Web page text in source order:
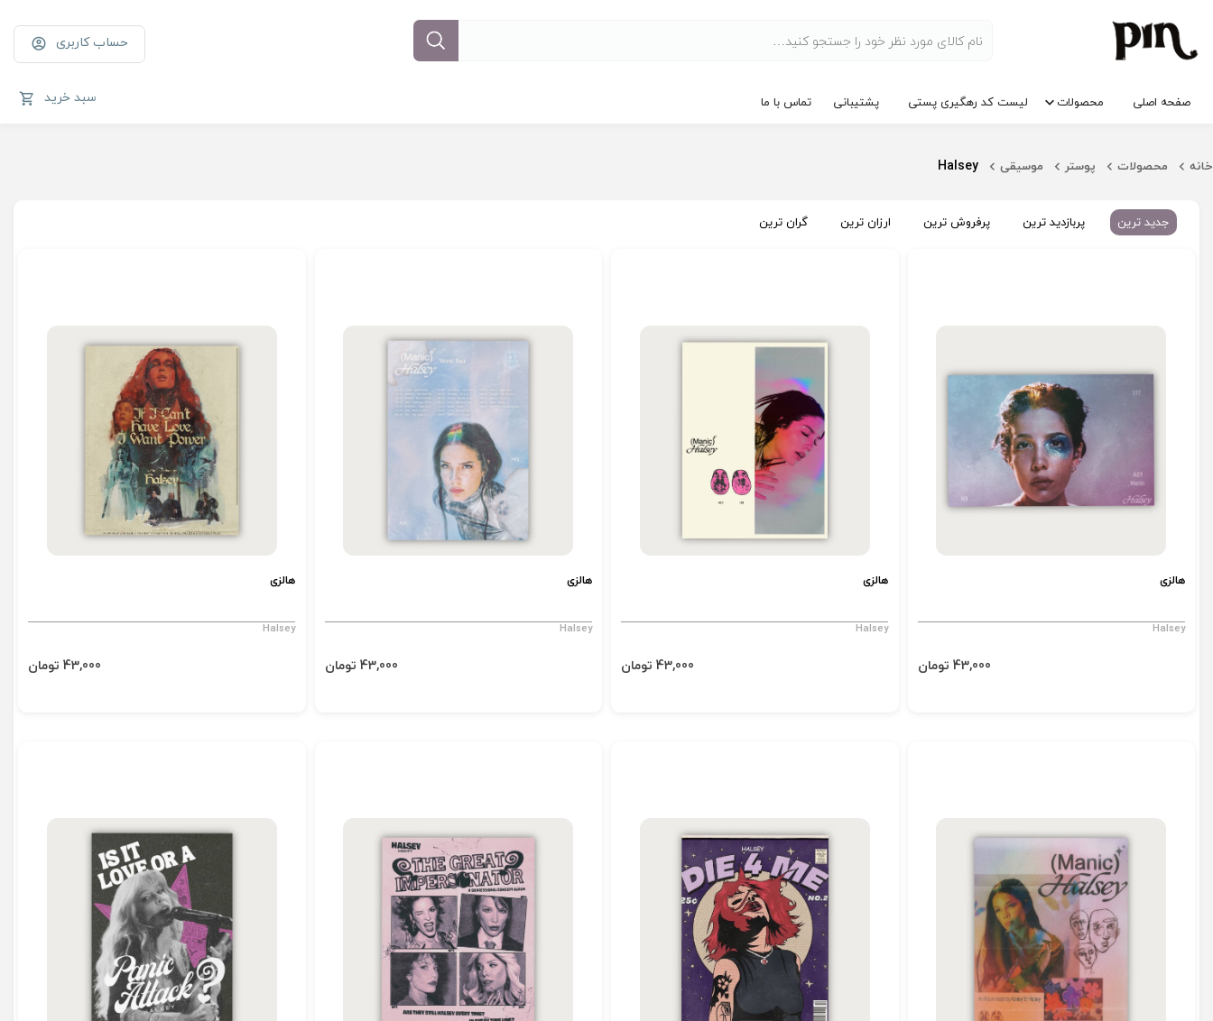
حساب کاربری
صفحه اصلی محصولات لیست کد رهگیری پستی پشتیبانی تماس با ما سبد خرید
خانه محصولات پوستر موسیقی Halsey
جدید ترین پربازدید ترین پرفروش ترین ارزان ترین گران ترین
هالزی
Halsey
43,000 تومان
هالزی
Halsey
43,000 تومان
هالزی
Halsey
43,000 تومان
هالزی
Halsey
43,000 تومان